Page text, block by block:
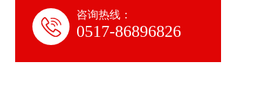
咨询热线：
0517-86896826